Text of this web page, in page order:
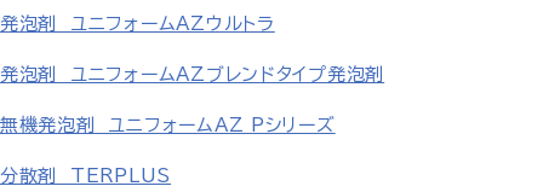
発泡剤 ユニフォームAZウルトラ
発泡剤 ユニフォームAZブレンドタイプ発泡剤
無機発泡剤 ユニフォームAZ Pシリーズ
分散剤 TERPLUS